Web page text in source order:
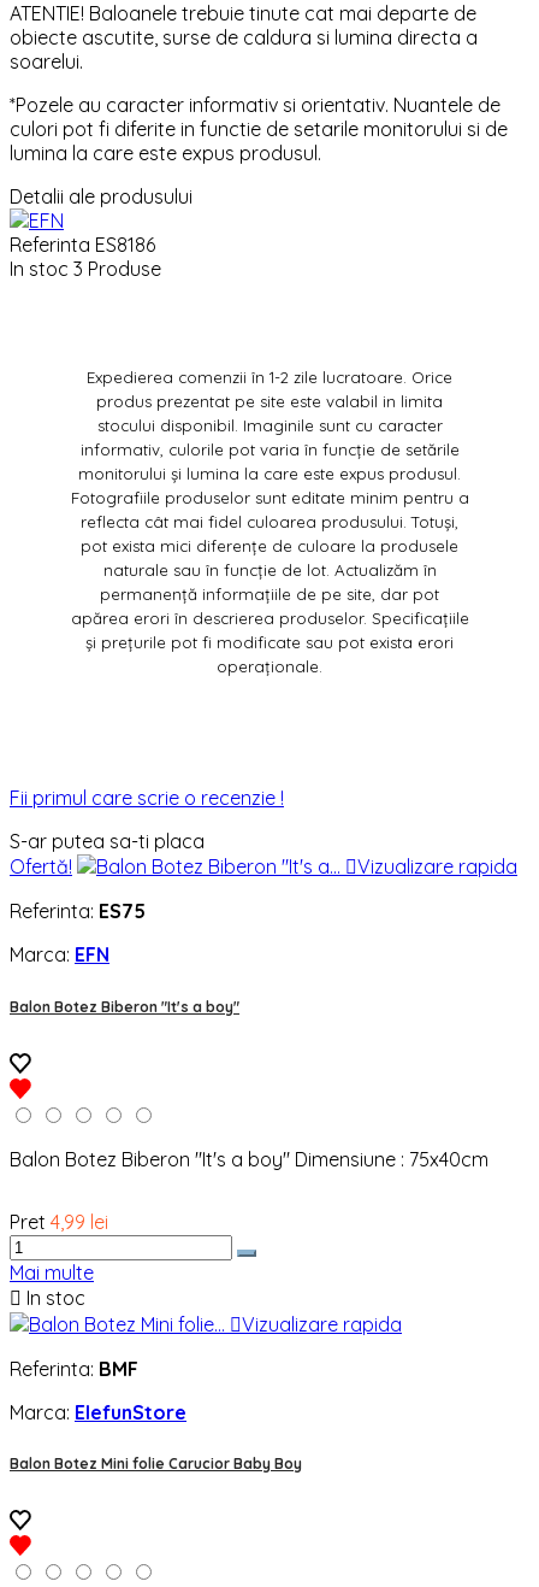
ATENTIE! Baloanele trebuie tinute cat mai departe de
obiecte ascutite, surse de caldura si lumina directa a
soarelui.
*Pozele au caracter informativ si orientativ. Nuantele de
culori pot fi diferite in functie de setarile monitorului si de
lumina la care este expus produsul.
Detalii ale produsului
Referinta ES8186
In stoc 3 Produse
Expedierea comenzii în 1-2 zile lucratoare. Orice
produs prezentat pe site este valabil in limita
stocului disponibil. Imaginile sunt cu caracter
informativ, culorile pot varia în funcție de setările
monitorului și lumina la care este expus produsul.
Fotografiile produselor sunt editate minim pentru a
reflecta cât mai fidel culoarea produsului. Totuși,
pot exista mici diferențe de culoare la produsele
naturale sau în funcție de lot. Actualizăm în
permanență informațiile de pe site, dar pot
apărea erori în descrierea produselor. Specificațiile
și prețurile pot fi modificate sau pot exista erori
operaționale.
Fii primul care scrie o recenzie !
S-ar putea sa-ti placa
Ofertă!
Vizualizare rapida
Referinta: ES75
Marca: EFN
Balon Botez Biberon "It's a boy"
Balon Botez Biberon "It's a boy" Dimensiune : 75x40cm
Pret 4,99 lei
Mai multe
 In stoc
Vizualizare rapida
Referinta: BMF
Marca: ElefunStore
Balon Botez Mini folie Carucior Baby Boy